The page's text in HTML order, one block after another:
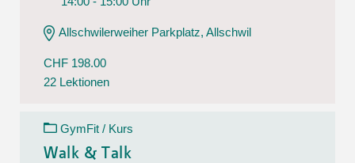
Allschwilerweiher Parkplatz, Allschwil
CHF 198.00
22 Lektionen
GymFit / Kurs
Walk & Talk